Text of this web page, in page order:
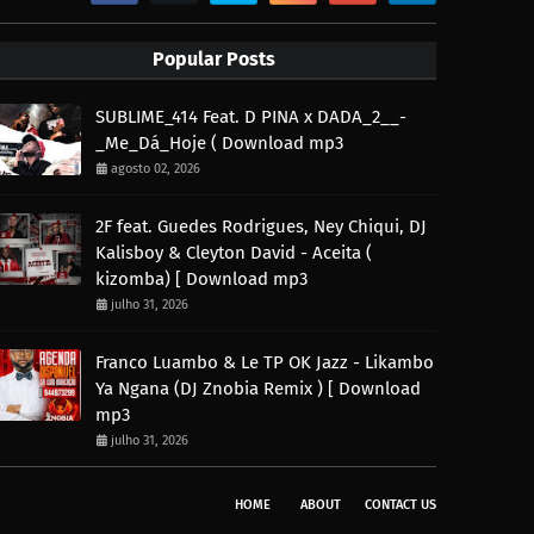
Popular Posts
SUBLIME_414 Feat. D PINA x DADA_2__-
_Me_Dá_Hoje ( Download mp3
agosto 02, 2026
2F feat. Guedes Rodrigues, Ney Chiqui, DJ
Kalisboy & Cleyton David - Aceita (
kizomba) [ Download mp3
julho 31, 2026
Franco Luambo & Le TP OK Jazz - Likambo
Ya Ngana (DJ Znobia Remix ) [ Download
mp3
julho 31, 2026
HOME ABOUT CONTACT US